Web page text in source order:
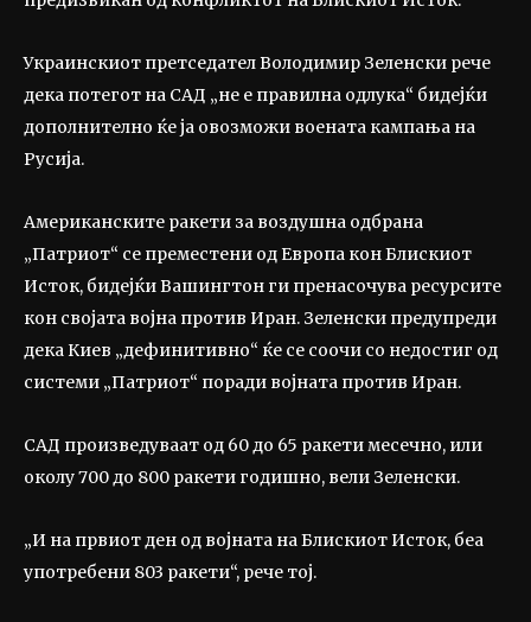
Украинскиот претседател Володимир Зеленски рече
дека потегот на САД „не е правилна одлука“ бидејќи
дополнително ќе ја овозможи воената кампања на
Русија.
Американските ракети за воздушна одбрана
„Патриот“ се преместени од Европа кон Блискиот
Исток, бидејќи Вашингтон ги пренасочува ресурсите
кон својата војна против Иран. Зеленски предупреди
дека Киев „дефинитивно“ ќе се соочи со недостиг од
системи „Патриот“ поради војната против Иран.
САД произведуваат од 60 до 65 ракети месечно, или
околу 700 до 800 ракети годишно, вели Зеленски.
„И на првиот ден од војната на Блискиот Исток, беа
употребени 803 ракети“, рече тој.